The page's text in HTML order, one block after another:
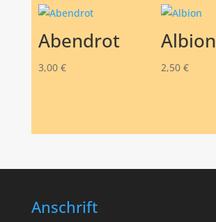
Abendrot
3,00 €
Albion
2,50 €
Anschrift